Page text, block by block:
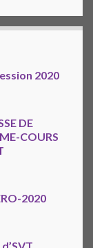
2020
DE
COURS
2020